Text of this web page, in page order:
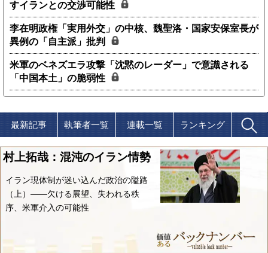
すイランとの交渉可能性
李在明政権「実用外交」の中核、魏聖洛・国家安保室長が
異例の「自主派」批判
米軍のベネズエラ攻撃「沈黙のレーダー」で意識される
「中国本土」の脆弱性
最新記事 執筆者一覧 連載一覧 ランキング
村上拓哉：混沌のイラン情勢
イラン現体制が迷い込んだ政治の隘路
（上）――欠ける展望、失われる秩
序、米軍介入の可能性